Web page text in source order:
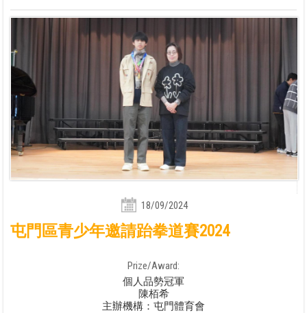
18/09/2024
屯門區青少年邀請跆拳道賽2024
Prize/Award:
個人品勢冠軍
陳栢希
主辦機構：屯門體育會